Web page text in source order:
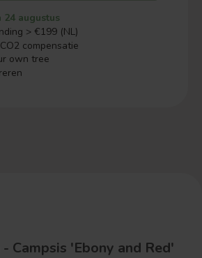
augustus
> €199 (NL)
compensatie
own tree
Campsis 'Ebony and Red'